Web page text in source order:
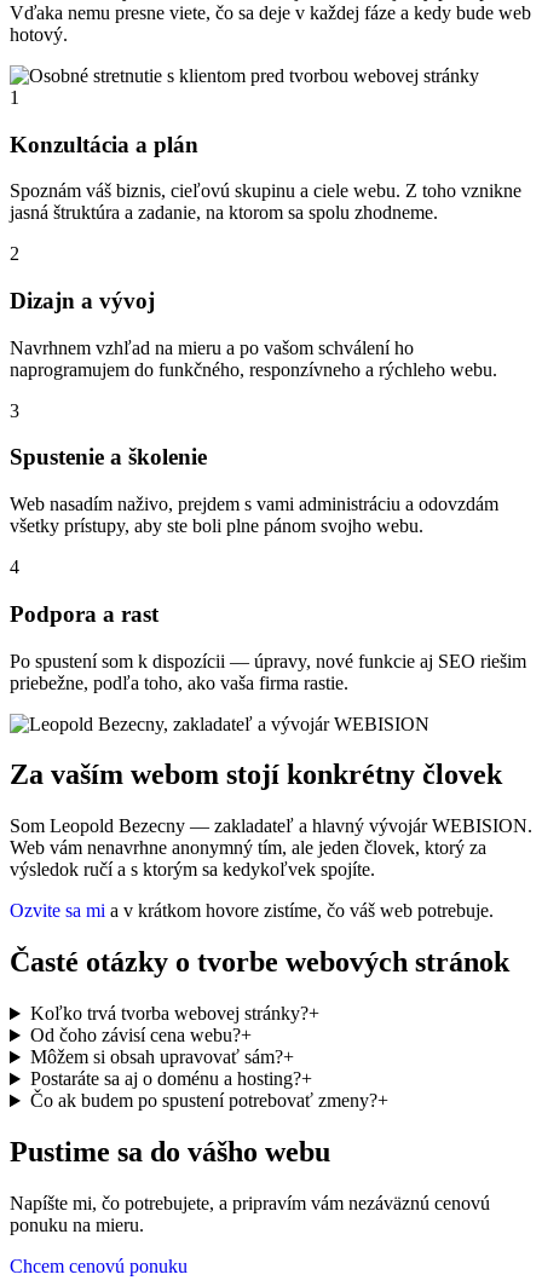
Vďaka nemu presne viete, čo sa deje v každej fáze a kedy bude web
hotový.
1
Konzultácia a plán
Spoznám váš biznis, cieľovú skupinu a ciele webu. Z toho vznikne
jasná štruktúra a zadanie, na ktorom sa spolu zhodneme.
2
Dizajn a vývoj
Navrhnem vzhľad na mieru a po vašom schválení ho
naprogramujem do funkčného, responzívneho a rýchleho webu.
3
Spustenie a školenie
Web nasadím naživo, prejdem s vami administráciu a odovzdám
všetky prístupy, aby ste boli plne pánom svojho webu.
4
Podpora a rast
Po spustení som k dispozícii — úpravy, nové funkcie aj SEO riešim
priebežne, podľa toho, ako vaša firma rastie.
Za vaším webom stojí konkrétny človek
Som Leopold Bezecny — zakladateľ a hlavný vývojár WEBISION.
Web vám nenavrhne anonymný tím, ale jeden človek, ktorý za
výsledok ručí a s ktorým sa kedykoľvek spojíte.
Ozvite sa mi a v krátkom hovore zistíme, čo váš web potrebuje.
Časté otázky o tvorbe webových stránok
Koľko trvá tvorba webovej stránky?+
Od čoho závisí cena webu?+
Môžem si obsah upravovať sám?+
Postaráte sa aj o doménu a hosting?+
Čo ak budem po spustení potrebovať zmeny?+
Pustime sa do vášho webu
Napíšte mi, čo potrebujete, a pripravím vám nezáväznú cenovú
ponuku na mieru.
Chcem cenovú ponuku